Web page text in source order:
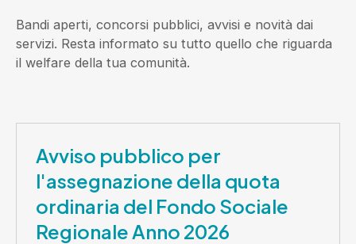
Bandi aperti, concorsi pubblici, avvisi e novità dai
servizi. Resta informato su tutto quello che riguarda
il welfare della tua comunità.
Avviso pubblico per
l'assegnazione della quota
ordinaria del Fondo Sociale
Regionale Anno 2026